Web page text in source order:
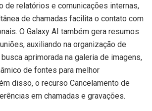
de relatórios e comunicações internas,
de chamadas facilita o contato com
O Galaxy AI também gera resumos
auxiliando na organização de
aprimorada na galeria de imagens,
de fontes para melhor
disso, o recurso Cancelamento de
em chamadas e gravações.